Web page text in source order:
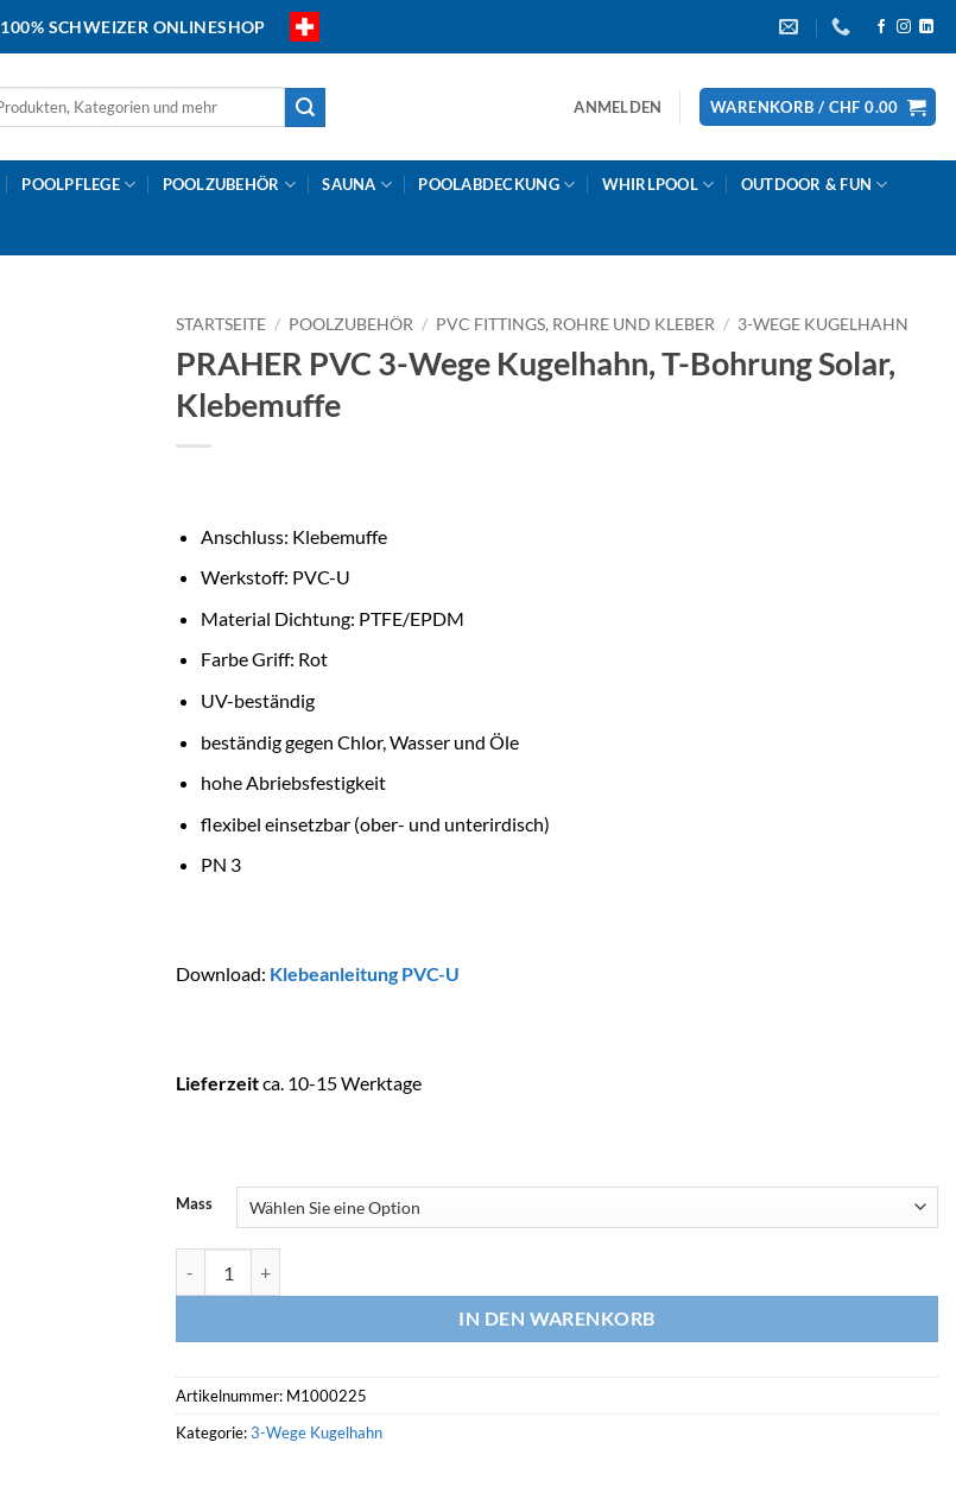
100% SCHWEIZER ONLINESHOP
ANMELDEN WARENKORB / CHF 0.00
POOLPFLEGE POOLZUBEHÖR SAUNA POOLABDECKUNG WHIRLPOOL OUTDOOR & FUN
STARTSEITE / POOLZUBEHÖR / PVC FITTINGS, ROHRE UND KLEBER / 3-WEGE KUGELHAHN
PRAHER PVC 3-Wege Kugelhahn, T-Bohrung Solar,
Klebemuffe
Anschluss: Klebemuffe
Werkstoff: PVC-U
Material Dichtung: PTFE/EPDM
Farbe Griff: Rot
UV-beständig
beständig gegen Chlor, Wasser und Öle
hohe Abriebsfestigkeit
flexibel einsetzbar (ober- und unterirdisch)
PN 3
Download: Klebeanleitung PVC-U
Lieferzeitca. 10-15 Werktage
Mass
IN DEN WARENKORB
Artikelnummer: M1000225
Kategorie:3-Wege Kugelhahn